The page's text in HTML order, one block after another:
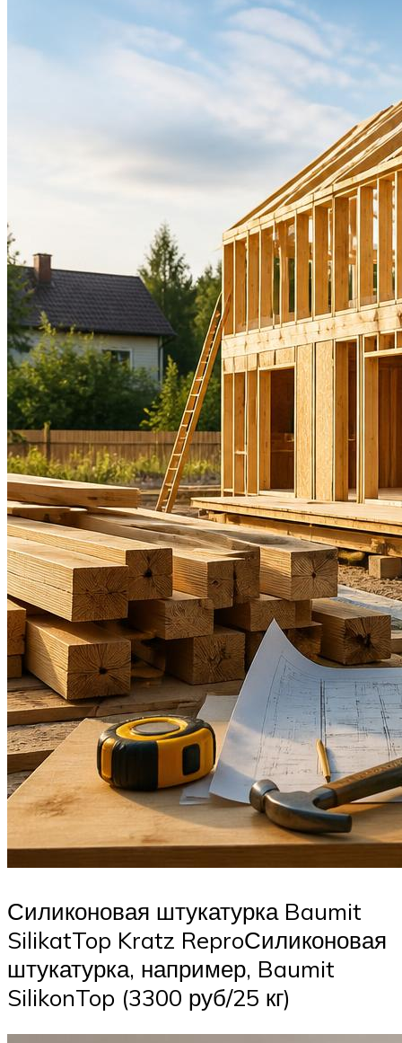
Силиконовая штукатурка Baumit
SilikatTop Kratz ReproСиликоновая
штукатурка, например, Baumit
SilikonTop (3300 руб/25 кг)